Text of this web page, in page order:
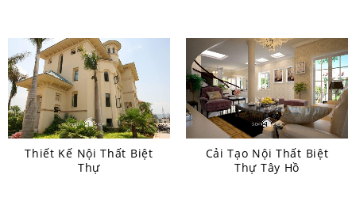
Thiết Kế Nội Thất Biệt
Thự
Cải Tạo Nội Thất Biệt
Thự Tây Hồ